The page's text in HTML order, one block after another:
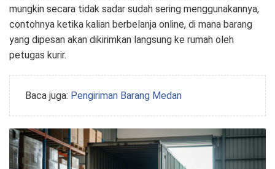
mungkin secara tidak sadar sudah sering menggunakannya,
contohnya ketika kalian berbelanja online, di mana barang
yang dipesan akan dikirimkan langsung ke rumah oleh
petugas kurir.
Baca juga: Pengiriman Barang Medan